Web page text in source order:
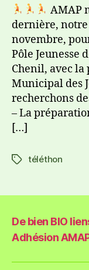
AMAP
dernière, notre
novembre,
Pôle Jeunesse
Chenil, avec
Municipal des
recherchons
– La
[…]
téléthon
De bien BIO
Adhésion